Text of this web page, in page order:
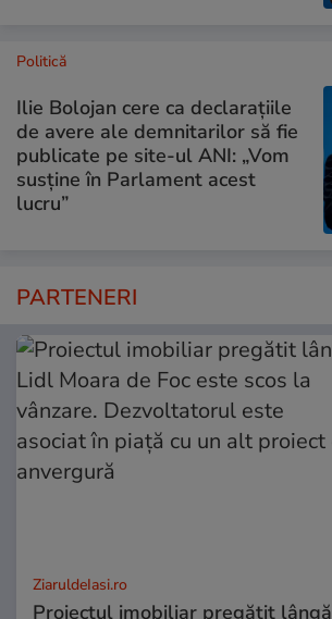
Politică
Ilie Bolojan cere ca declarațiile
de avere ale demnitarilor să fie
publicate pe site-ul ANI: „Vom
susține în Parlament acest
lucru”
PARTENERI
ZiaruldeIasi.ro
Proiectul imobiliar pregătit lângă